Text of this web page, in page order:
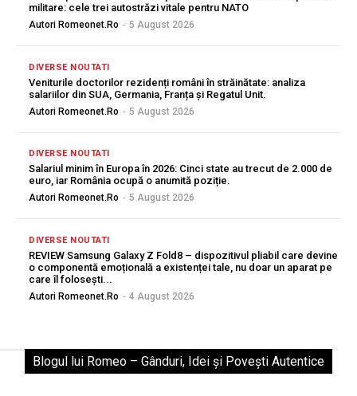
militare: cele trei autostrăzi vitale pentru NATO
Autori Romeonet.ro - 5 August 2026
DIVERSE NOUTATI
Veniturile doctorilor rezidenți români în străinătate: analiza
salariilor din SUA, Germania, Franța și Regatul Unit.
Autori Romeonet.ro - 5 August 2026
DIVERSE NOUTATI
Salariul minim în Europa în 2026: Cinci state au trecut de 2.000 de
euro, iar România ocupă o anumită poziție.
Autori Romeonet.ro - 5 August 2026
DIVERSE NOUTATI
REVIEW Samsung Galaxy Z Fold8 – dispozitivul pliabil care devine
o componentă emoțională a existenței tale, nu doar un aparat pe
care îl folosești...
Autori Romeonet.ro - 4 August 2026
Blogul lui Romeo – Gânduri, Idei și Povești Autentice